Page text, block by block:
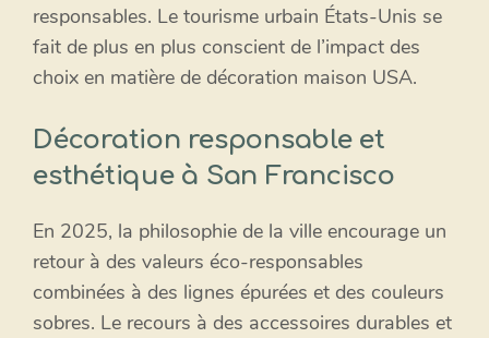
responsables. Le tourisme urbain États-Unis se
fait de plus en plus conscient de l’impact des
choix en matière de décoration maison USA.
Décoration responsable et
esthétique à San Francisco
En 2025, la philosophie de la ville encourage un
retour à des valeurs éco-responsables
combinées à des lignes épurées et des couleurs
sobres. Le recours à des accessoires durables et